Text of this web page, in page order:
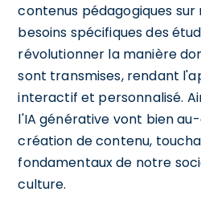
contenus pédagogiques sur
besoins spécifiques des
révolutionner la manière
sont transmises, rendant
interactif et personnalisé.
l'IA générative vont bien
création de contenu,
fondamentaux de notre
culture.